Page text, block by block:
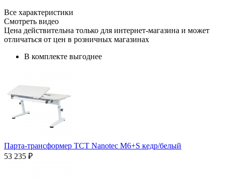
Все характеристики
Смотреть видео
Цена действительна только для интернет-магазина и может
отличаться от цен в розничных магазинах
В комплекте выгоднее
Парта-трансформер TCT Nanotec M6+S кедр/белый
53 235 ₽